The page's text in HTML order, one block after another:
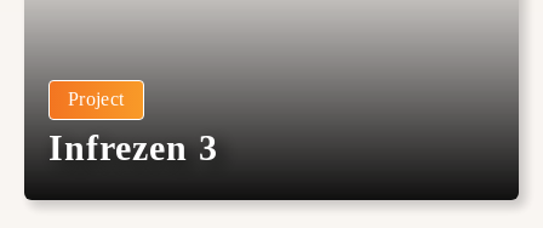
Project
Infrezen 3